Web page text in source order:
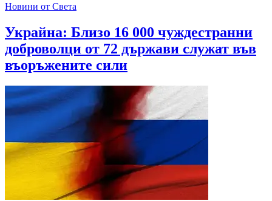
Новини от Света
Украйна: Близо 16 000 чуждестранни
доброволци от 72 държави служат във
въоръжените сили